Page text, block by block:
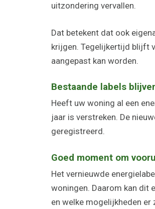
uitzondering vervallen.
Dat betekent dat ook
krijgen. Tegelijkertijd blijft
aangepast kan worden.
Bestaande labels
Heeft uw woning al een
jaar is verstreken. De
geregistreerd.
Goed moment om
Het vernieuwde
woningen. Daarom kan dit
en welke mogelijkheden